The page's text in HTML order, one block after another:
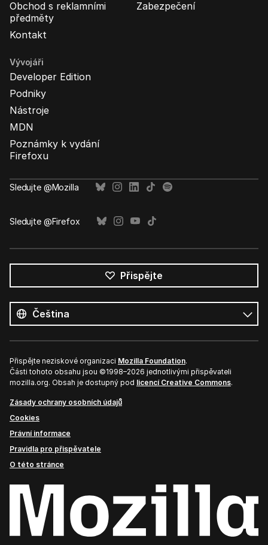
Obchod s reklamními
předměty
Kontakt
Zabezpečení
Vývojáři
Developer Edition
Podniky
Nástroje
MDN
Poznámky k vydání
Firefoxu
Sledujte @Mozilla
Sledujte @Firefox
Přispějte
jazyky
Jazyk
Přispějte neziskové organizaci Mozilla Foundation.
Části tohoto obsahu jsou ©1998–2026 jednotlivými přispěvateli
mozilla.org. Obsah je dostupný pod licencí Creative Commons.
Zásady ochrany osobních údajů
Cookies
Právní informace
Pravidla pro přispěvatele
O této stránce